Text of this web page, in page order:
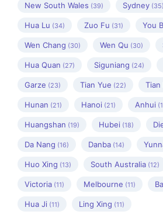
New South Wales (39) Sydney (35)
Hua Lu (34) Zuo Fu (31) You
Wen Chang (30) Wen Qu (30)
Hua Quan (27) Siguniang (24)
Garze (23) Tian Yue (22) Tian
Hunan (21) Hanoi (21) Anhui
Huangshan (19) Hubei (18)
Da Nang (16) Danba (14)
Huo Xing (13) South Australia (12)
Victoria (11) Melbourne (11)
Hua Ji (11) Ling Xing (11)